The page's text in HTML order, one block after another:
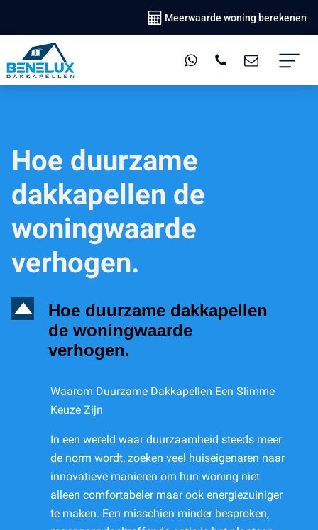
Meerwaarde woning berekenen
Hoe duurzame
dakkapellen de
woningwaarde
verhogen.
D
Hoe duurzame dakkapellen
de woningwaarde
verhogen.
Waarom Duurzame Dakkapellen Een Slimme
Keuze Zijn
In een wereld waar duurzaamheid steeds meer
de norm wordt, zoeken veel huiseigenaren naar
innovatieve manieren om hun woning niet
alleen comfortabeler maar ook energiezuiniger
te maken. Een misschien minder besproken,